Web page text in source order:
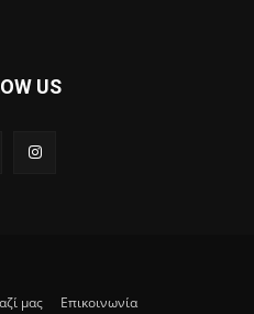
US
μας
Επικοινωνία